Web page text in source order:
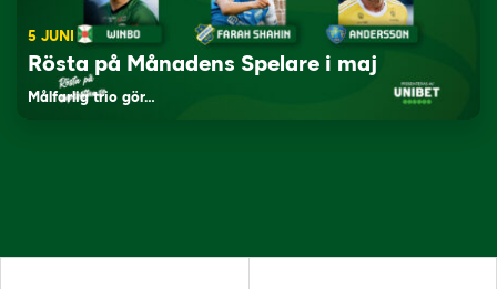
5 JUNI
Rösta på Månadens Spelare i maj
Målfarlig trio gör…